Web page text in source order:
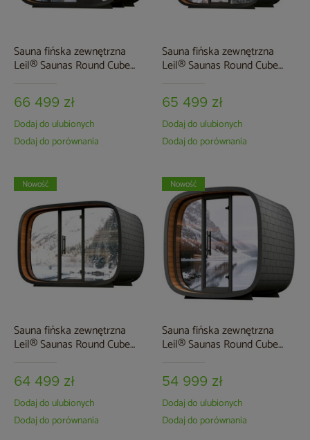
Sauna fińska zewnętrzna
Leil® Saunas Round Cube
66 499 zł
Dodaj do ulubionych
Dodaj do porównania
Sauna fińska zewnętrzna
Leil® Saunas Round Cube
65 499 zł
Dodaj do ulubionych
Dodaj do porównania
Sauna fińska zewnętrzna
Leil® Saunas Round Cube
64 499 zł
Nowość
Dodaj do ulubionych
Dodaj do porównania
Sauna fińska zewnętrzna
Leil® Saunas Round Cube
54 999 zł
Nowość
Dodaj do ulubionych
Dodaj do porównania